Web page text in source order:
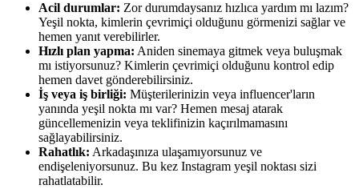
Acil durumlar: Zor durumdaysanız hızlıca yardım mı lazım?
Yeşil nokta, kimlerin çevrimiçi olduğunu görmenizi sağlar ve
hemen yanıt verebilirler.
Hızlı plan yapma: Aniden sinemaya gitmek veya buluşmak
mı istiyorsunuz? Kimlerin çevrimiçi olduğunu kontrol edip
hemen davet gönderebilirsiniz.
İş veya iş birliği: Müşterilerinizin veya influencer'ların
yanında yeşil nokta mı var? Hemen mesaj atarak
güncellemenizin veya teklifinizin kaçırılmamasını
sağlayabilirsiniz.
Rahatlık: Arkadaşınıza ulaşamıyorsunuz ve
endişeleniyorsunuz. Bu kez Instagram yeşil noktası sizi
rahatlatabilir.